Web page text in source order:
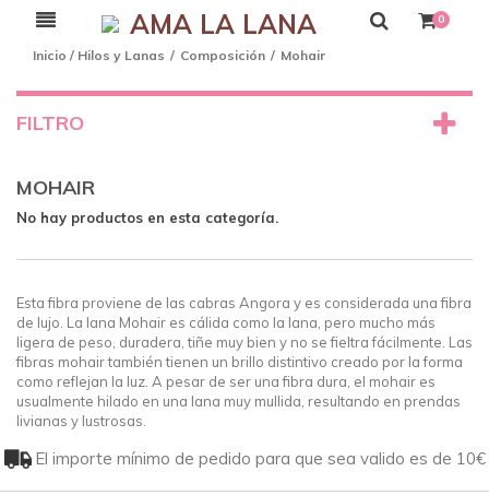
AMA LA LANA 0
Inicio / Hilos y Lanas / Composición / Mohair
FILTRO
MOHAIR
No hay productos en esta categoría.
Esta fibra proviene de las cabras Angora y es considerada una fibra
de lujo. La lana Mohair es cálida como la lana, pero mucho más
ligera de peso, duradera, tiñe muy bien y no se fieltra fácilmente. Las
fibras mohair también tienen un brillo distintivo creado por la forma
como reflejan la luz. A pesar de ser una fibra dura, el mohair es
usualmente hilado en una lana muy mullida, resultando en prendas
livianas y lustrosas.
El importe mínimo de pedido para que sea valido es de 10€